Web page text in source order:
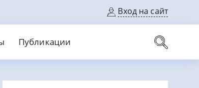
Вход на сайт
Публикации